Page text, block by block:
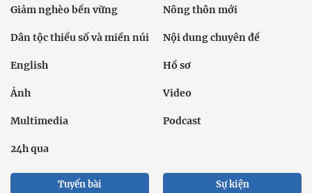
Giảm nghèo bền vững Nông thôn mới
Dân tộc thiểu số và miền núi Nội dung chuyên đề
English Hồ sơ
Ảnh Video
Multimedia Podcast
24h qua
Tuyến bài Sự kiện